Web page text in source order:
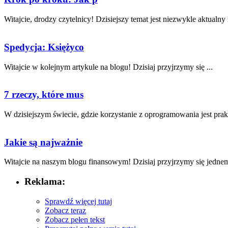
Witajcie, drodzy czytelnicy! Dzisiejszy ⁣temat jest niezwykle⁣ aktualny
Spedycja: Księżyco
Witajcie w kolejnym artykule ​na blogu! Dzisiaj przyjrzymy się ...
7 rzeczy, które mus
W ⁣dzisiejszym świecie, gdzie korzystanie ‍z oprogramowania jest
Jakie są najważnie
Witajcie na naszym ⁣blogu finansowym! Dzisiaj ⁢przyjrzymy ​się⁤
Reklama:
Sprawdź więcej tutaj
Zobacz teraz
Zobacz pełen tekst